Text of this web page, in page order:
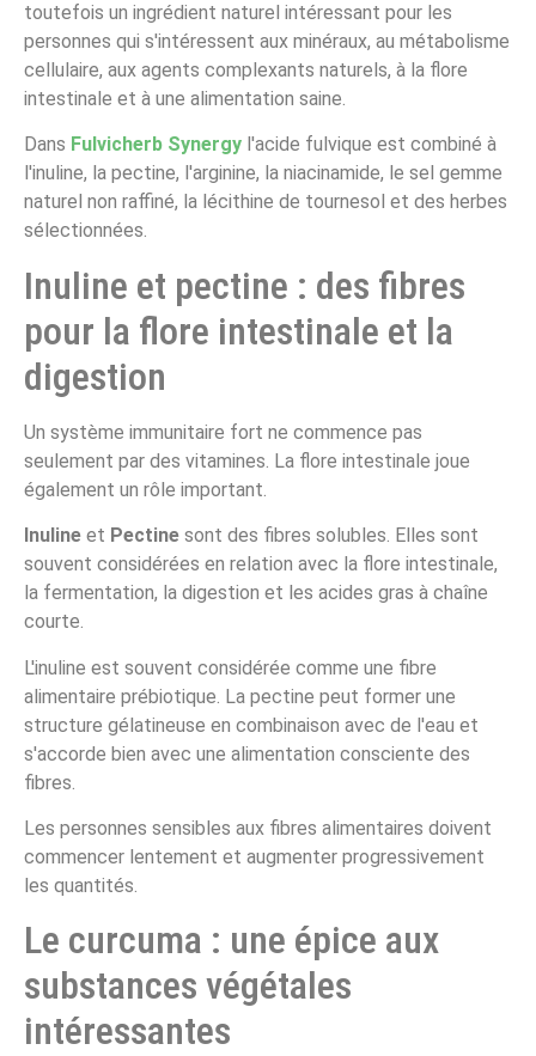
toutefois un ingrédient naturel intéressant pour les
personnes qui s'intéressent aux minéraux, au métabolisme
cellulaire, aux agents complexants naturels, à la flore
intestinale et à une alimentation saine.
Dans Fulvicherb Synergy l'acide fulvique est combiné à
l'inuline, la pectine, l'arginine, la niacinamide, le sel gemme
naturel non raffiné, la lécithine de tournesol et des herbes
sélectionnées.
Inuline et pectine : des fibres
pour la flore intestinale et la
digestion
Un système immunitaire fort ne commence pas
seulement par des vitamines. La flore intestinale joue
également un rôle important.
Inuline et Pectine sont des fibres solubles. Elles sont
souvent considérées en relation avec la flore intestinale,
la fermentation, la digestion et les acides gras à chaîne
courte.
L'inuline est souvent considérée comme une fibre
alimentaire prébiotique. La pectine peut former une
structure gélatineuse en combinaison avec de l'eau et
s'accorde bien avec une alimentation consciente des
fibres.
Les personnes sensibles aux fibres alimentaires doivent
commencer lentement et augmenter progressivement
les quantités.
Le curcuma : une épice aux
substances végétales
intéressantes